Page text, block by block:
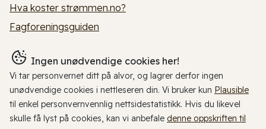
Hva koster strømmen.no?
Fagforeningsguiden
Ingen unødvendige cookies her!
Vi tar personvernet ditt på alvor, og lagrer derfor ingen
unødvendige cookies i nettleseren din. Vi bruker kun Plausible
til enkel personvernvennlig nettsidestatistikk. Hvis du likevel
skulle få lyst på cookies, kan vi anbefale denne oppskriften til